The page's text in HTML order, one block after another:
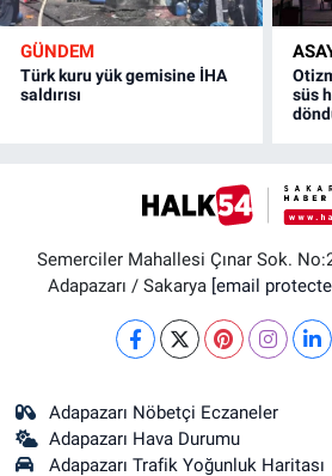
GÜNDEM
Türk kuru yük gemisine İHA
saldırısı
süs
Semerciler Mahallesi Çınar Sok.
Adapazarı / Sakarya [email
Adapazarı Nöbetçi Eczaneler
Adapazarı Hava Durumu
Adapazarı Trafik Yoğunluk Haritası